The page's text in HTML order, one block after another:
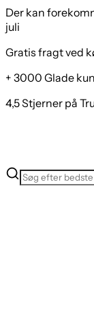
Der kan
juli
Gratis fragt ved
+ 3000 Glade
4,5 Stjerner på